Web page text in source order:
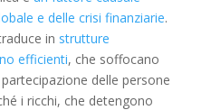
e delle crisi finanziarie.
in strutture
efficienti, che soffocano
delle persone
i ricchi, che detengono